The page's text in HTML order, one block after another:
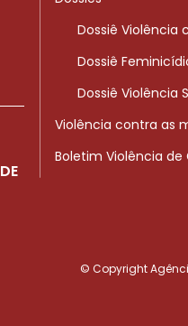
Dossiê Violência
Dossiê
Dossiê Violência
Violência contra as
Boletim Violência de
© Copyright